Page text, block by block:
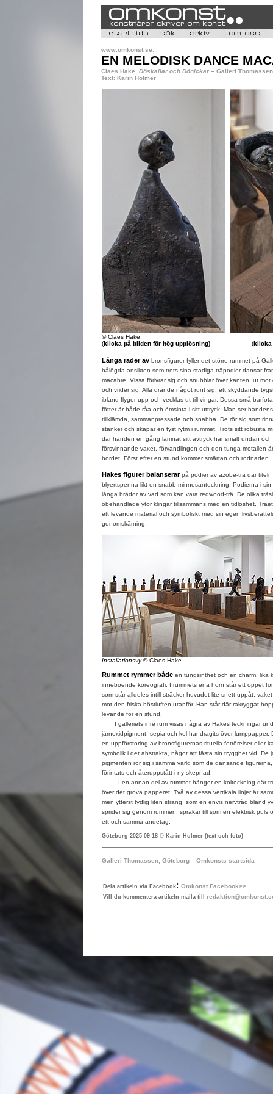
www.omkonst.se:
EN MELODISK DANCE
Claes Hake, Döskallar och Dönickar– Galleri
Text: Karin Holmer
© Claes Hake
(klicka på bilden för hög upplösning) (klicka
Långa rader av bronsfigurer fyller det större rummet på
hålögda ansikten som trots sina stadiga träpodier dansar
macabre. Vissa förivrar sig och snubblar över kanten, ut
och vrider sig. Alla drar de något runt sig, ett skyddande
ibland flyger upp och vecklas ut till vingar. Dessa små
fötter är både råa och ömsinta i sitt uttryck. Man ser
tillklämda, sammanpressade och snabba. De rör sig som
stänker och skapar en tyst rytm i rummet. Trots sitt robusta
där handen en gång lämnat sitt avtryck har smält undan
försvinnande vaxet, förvandlingen och den tunga metallen
bordet. Först efter en stund kommer smärtan och rodnaden.
Hakes figurer balanserarpå podier av azobe-trä där titeln
blyertspenna likt en snabb minnesanteckning. Podierna i
långa brädor av vad som kan vara redwood-trä. De olika
obehandlade ytor klingar tillsammans med en tidlöshet.
ett levande material och symboliskt med sin egen
genomskärning.
Installationsvy© Claes Hake
Rummet rymmer både en tungsinthet och en charm, lika
inneboende koreografi. I rummets ena hörn står ett öppet
som står alldeles intill sträcker huvudet lite snett uppåt,
mot den friska höstluften utanför. Han står där rakryggat
levande för en stund.
I galleriets inre rum visas några av Hakes teckningar
järnoxidpigment, sepia och kol har dragits över lumppapper.
en uppförstoring av bronsfigurernas rituella fotrörelser eller
symbolik i det abstrakta, något att fästa sin trygghet vid. De
pigmenten rör sig i samma värld som de dansande
förintats och återuppstått i ny skepnad.
I en annan del av rummet hänger en kolteckning där
över det grova papperet. Två av dessa vertikala linjer är
men ytterst tydlig liten sträng, som en envis nervtråd bland
sprider sig genom rummen, sprakar till som en elektrisk puls
ett och samma andetag.
Göteborg 2025-09-18 © Karin Holmer (text och foto)
Galleri Thomassen, Göteborg | Omkonsts startsida
Dela artikeln via Facebook: Omkonst Facebook>>
Vill du kommentera artikeln maila till